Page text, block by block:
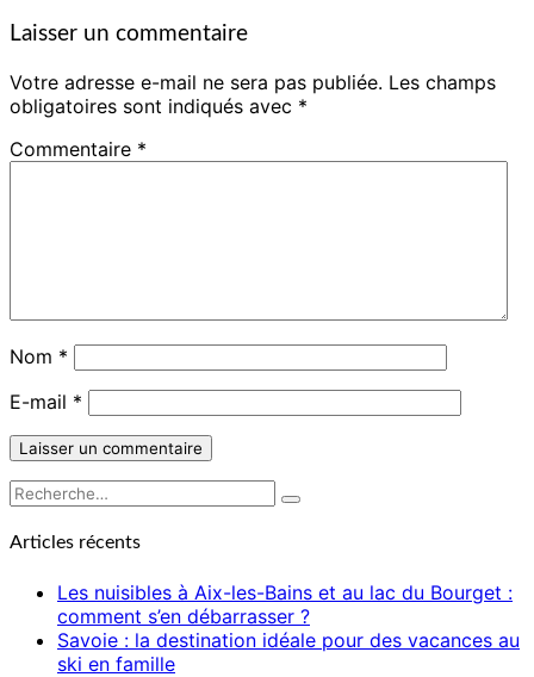
Laisser un commentaire
Votre adresse e-mail ne sera pas publiée. Les champs
obligatoires sont indiqués avec *
Commentaire *
Nom *
E-mail *
Rechercher :
Recherche
Articles récents
Les nuisibles à Aix-les-Bains et au lac du Bourget :
comment s’en débarrasser ?
Savoie : la destination idéale pour des vacances au
ski en famille